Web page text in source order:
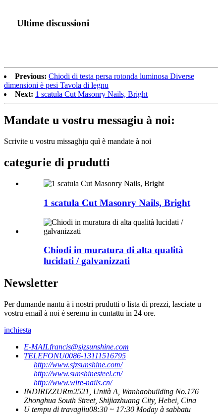
Ultime discussioni
Previous: Chiodi di testa persa rotonda luminosa Diverse
dimensioni è pesi Tavola di legnu
Next: 1 scatula Cut Masonry Nails, Bright
Mandate u vostru messagiu à noi:
Scrivite u vostru missaghju quì è mandate à noi
categurie di prudutti
1 scatula Cut Masonry Nails, Bright
Chiodi in muratura di alta qualità
lucidati / galvanizzati
Newsletter
Per dumande nantu à i nostri prudutti o lista di prezzi, lasciate u
vostru email à noi è seremu in cuntattu in 24 ore.
inchiesta
E-MAILfrancis@sjzsunshine.com
TELEFONU0086-13111516795
http://www.sjzsunshine.com/
http://www.sunshinesteel.cn/
http://www.wire-nails.cn/
INDIRIZZURm2521, Unità A, Wanhaobuilding No.176
Zhonghua South Street, Shijiazhuang City, Hebei, Cina
U tempu di travagliu08:30 ~ 17:30 Moday à sabbatu